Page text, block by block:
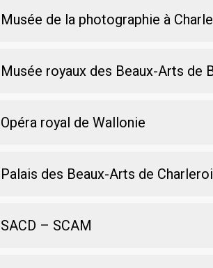
Musée de la photographie à
Musée royaux des Beaux-Arts de
Opéra royal de Wallonie
Palais des Beaux-Arts de Charleroi
SACD – SCAM